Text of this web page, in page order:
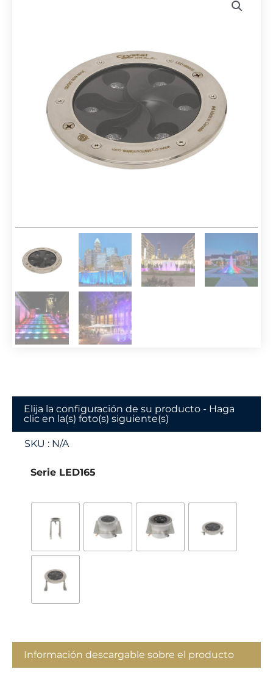
Elija la configuración de su producto - Haga
clic en la(s) foto(s) siguiente(s)
SKU : N/A
Serie LED165
Información descargable sobre el producto